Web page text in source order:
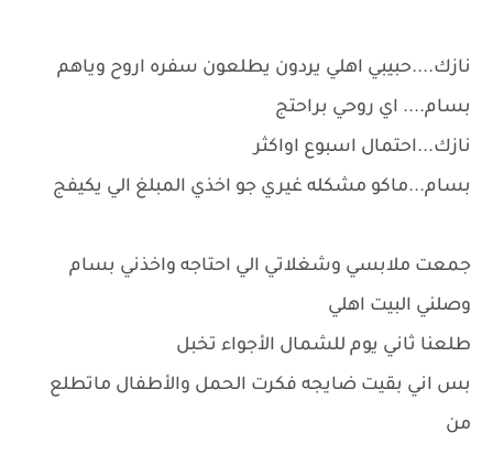
نازك....حبيبي اهلي يردون يطلعون سفره اروح وياهم
بسام.... اي روحي براحتج
نازك...احتمال اسبوع اواكثر
بسام...ماكو مشكله غيري جو اخذي المبلغ الي يكيفج
جمعت ملابسي وشغلاتي الي احتاجه واخذني بسام
وصلني البيت اهلي
طلعنا ثاني يوم للشمال الأجواء تخبل
بس اني بقيت ضايجه فكرت الحمل والأطفال ماتطلع
من